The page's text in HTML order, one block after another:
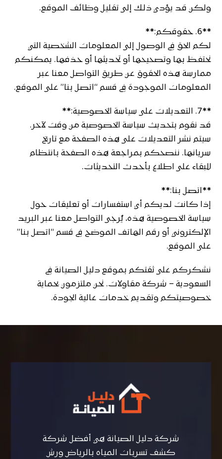
ولكن قد يؤدي ذلك إلى تقليل وظائف الموقع.
**6. حقوقكم:**
لكم الحق في الوصول إلى المعلومات الشخصية التي
نحتفظ بها وتصحيحها أو تحديثها أو حذفها. يمكنكم
ممارسة هذه الحقوق عن طريق التواصل معنا عبر
المعلومات الموجودة في قسم “اتصل بنا” على الموقع.
**7. التعديلات على سياسة الخصوصية:**
قد نقوم بتحديث سياسة الخصوصية من وقت لآخر.
سيتم نشر التعديلات على هذه الصفحة مع تاريخ
سريانها. ننصحكم بمراجعة هذه الصفحة بانتظام
للبقاء على اطلاع بأحدث التحديثات.
**اتصل بنا:**
إذا كانت لديكم أي استفسارات أو تعليقات حول
سياسة الخصوصية هذه، يُرجى التواصل معنا عبر البريد
الإلكتروني أو رقم الهاتف الموضح في قسم “اتصل بنا”
على الموقع.
نشكركم على ثقتكم بموقع دليل الصيانة في
السعودية – شركة مقاولات. نحن ملتزمون بحماية
خصوصيتكم وتقديم خدمات عالية الجودة.
شركة دليل الصيانة هي أفضل شركة
كشف تسربات المياه بالرياض ورش